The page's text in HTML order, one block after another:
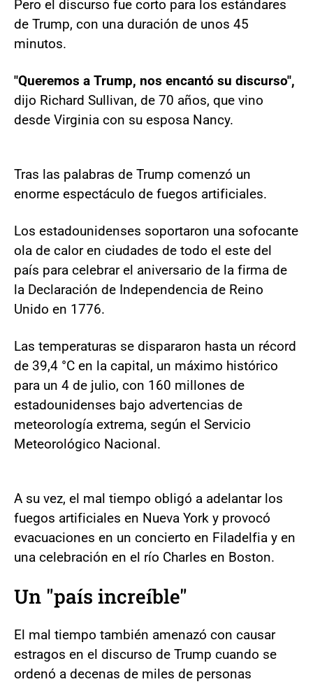
Pero el discurso fue corto para los estándares
de Trump, con una duración de unos 45
minutos.
"Queremos a Trump, nos encantó su discurso",
dijo Richard Sullivan, de 70 años, que vino
desde Virginia con su esposa Nancy.
Tras las palabras de Trump comenzó un
enorme espectáculo de fuegos artificiales.
Los estadounidenses soportaron una sofocante
ola de calor en ciudades de todo el este del
país para celebrar el aniversario de la firma de
la Declaración de Independencia de Reino
Unido en 1776.
Las temperaturas se dispararon hasta un récord
de 39,4 °C en la capital, un máximo histórico
para un 4 de julio, con 160 millones de
estadounidenses bajo advertencias de
meteorología extrema, según el Servicio
Meteorológico Nacional.
A su vez, el mal tiempo obligó a adelantar los
fuegos artificiales en Nueva York y provocó
evacuaciones en un concierto en Filadelfia y en
una celebración en el río Charles en Boston.
Un "país increíble"
El mal tiempo también amenazó con causar
estragos en el discurso de Trump cuando se
ordenó a decenas de miles de personas